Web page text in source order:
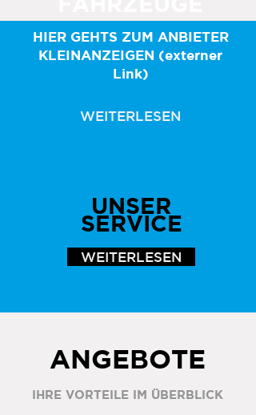
UNSER
SERVICE
WEITERLESEN
HIER GEHTS ZUM ANBIETER
KLEINANZEIGEN (externer
Link)
WEITERLESEN
ANGEBOTE
IHRE VORTEILE IM ÜBERBLICK